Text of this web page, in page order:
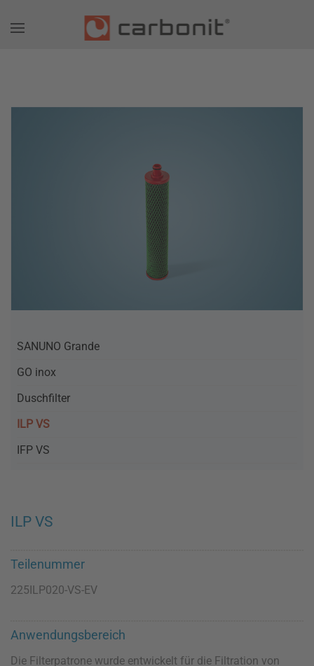
SANUNO Grande
GO inox
Duschfilter
ILP VS
IFP VS
ILP VS
Teilenummer
225ILP020-VS-EV
Anwendungsbereich
Die Filterpatrone wurde entwickelt für die Filtration von